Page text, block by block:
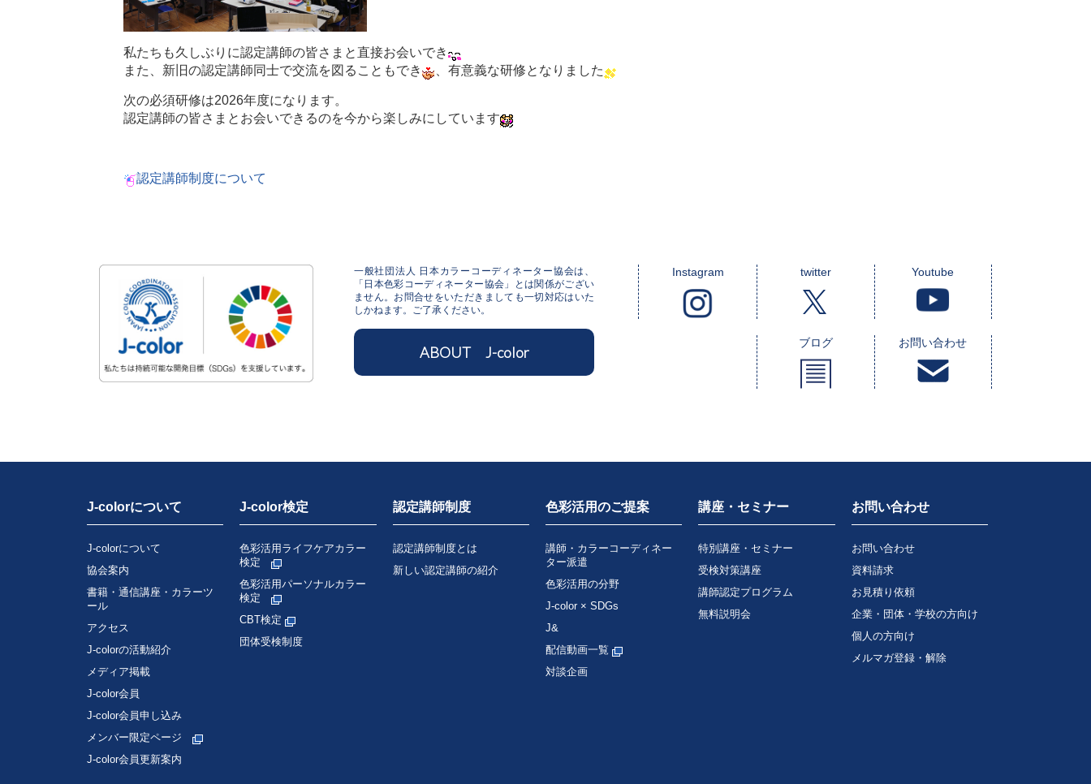
私たちも久しぶりに認定講師の皆さまと直接お会いでき
また、新旧の認定講師同士で交流を図ることもでき
、有意義な研修となりました
次の必須研修は2026年度になります。
認定講師の皆さまとお会いできるのを今から楽しみにしています
認定講師制度について
一般社団法人 日本カラーコーディネーター協会は、
「日本色彩コーディネーター協会」とは関係がござい
ません。お問合せをいただきましても一切対応はいた
しかねます。ご了承ください。
ABOUT J-color
Instagram twitter Youtube
ブログ お問い合わせ
J-colorについて
J-colorについて
協会案内
書籍・通信講座・カラーツ
ール
アクセス
J-colorの活動紹介
メディア掲載
J-color会員
J-color会員申し込み
メンバー限定ページ
J-color会員更新案内
J-color検定
色彩活用ライフケアカラー
検定
色彩活用パーソナルカラー
検定
CBT検定
団体受検制度
認定講師制度
認定講師制度とは
新しい認定講師の紹介
色彩活用のご提案
講師・カラーコーディネー
ター派遣
色彩活用の分野
J-color × SDGs
J&
配信動画一覧
対談企画
講座・セミナー
特別講座・セミナー
受検対策講座
講師認定プログラム
無料説明会
お問い合わせ
お問い合わせ
資料請求
お見積り依頼
企業・団体・学校の方向け
個人の方向け
メルマガ登録・解除